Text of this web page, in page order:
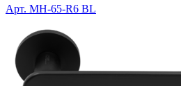
Арт. MH-65-R6 BL